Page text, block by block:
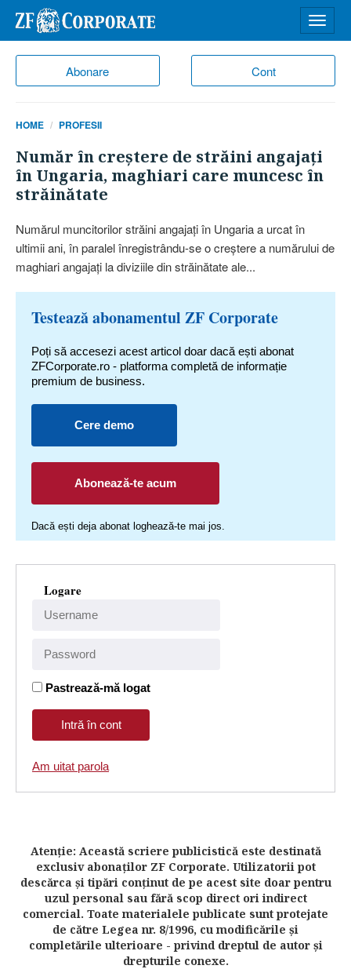
Abonare Cont
meniu
HOME PROFESII
Număr în creştere de străini angajaţi
în Ungaria, maghiari care muncesc în
străinătate
Numărul muncitorilor străini angajaţi în Ungaria a urcat în
ultimii ani, în paralel înregistrându-se o creştere a numărului de
maghiari angajaţi la diviziile din străinătate ale...
Testează abonamentul ZF Corporate
Poți să accesezi acest articol doar dacă ești abonat
ZFCorporate.ro - platforma completă de informație
premium de business.
Cere demo
Abonează-te acum
Dacă ești deja abonat loghează-te mai jos.
Logare
Pastrează-mă logat
Am uitat parola
Atenţie: Această scriere publicistică este destinată
exclusiv abonaţilor ZF Corporate. Utilizatorii pot
descărca şi tipări conţinut de pe acest site doar pentru
uzul personal sau fără scop direct ori indirect
comercial. Toate materialele publicate sunt protejate
de către Legea nr. 8/1996, cu modificările şi
completările ulterioare - privind dreptul de autor şi
drepturile conexe.